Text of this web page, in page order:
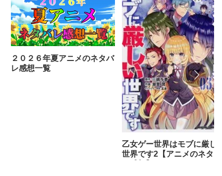
２０２６年夏アニメのネタバ
レ感想一覧
乙女ゲー世界はモブに厳し
世界です2【アニメのネタバ